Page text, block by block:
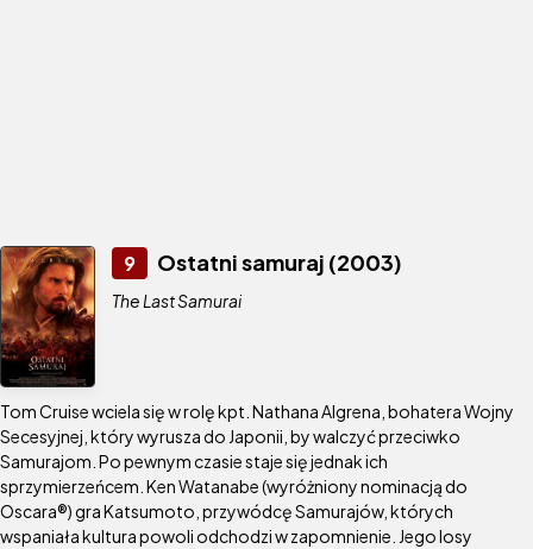
9 Ostatni samuraj (2003)
The Last Samurai
Tom Cruise wciela się w rolę kpt. Nathana Algrena, bohatera Wojny
Secesyjnej, który wyrusza do Japonii, by walczyć przeciwko
Samurajom. Po pewnym czasie staje się jednak ich
sprzymierzeńcem. Ken Watanabe (wyróżniony nominacją do
Oscara®) gra Katsumoto, przywódcę Samurajów, których
wspaniała kultura powoli odchodzi w zapomnienie. Jego losy